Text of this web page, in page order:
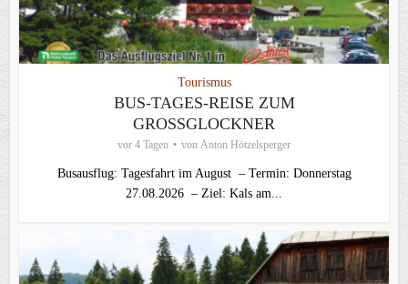
Tourismus
BUS-TAGES-REISE ZUM
GROSSGLOCKNER
vor 4 Tagen von Anton Hötzelsperger
Busausflug: Tagesfahrt im August – Termin: Donnerstag
27.08.2026 – Ziel: Kals am...